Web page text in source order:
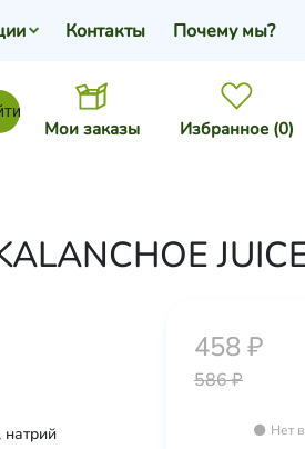
Мои заказы Избранное (0)
Контакты Почему мы?
натрий
458 ₽
586 ₽
Нет